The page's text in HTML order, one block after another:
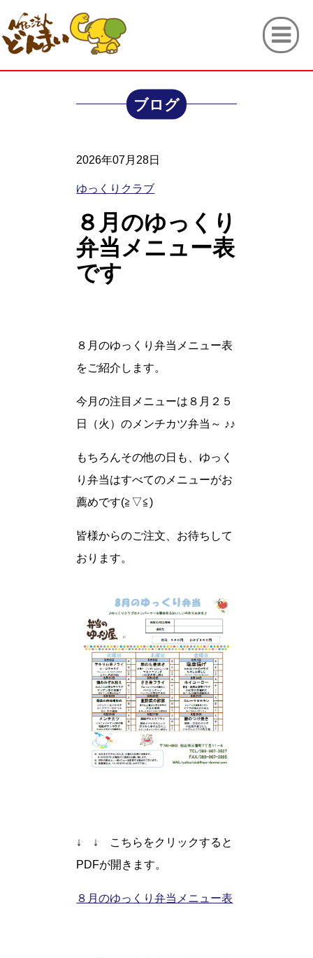
ブログ
2026年07月28日
ゆっくりクラブ
８月のゆっくり
弁当メニュー表
です
８月のゆっくり弁当メニュー表
をご紹介します。
今月の注目メニューは８月２５
日（火）のメンチカツ弁当～ ♪♪
もちろんその他の日も、ゆっく
り弁当はすべてのメニューがお
薦めです(≧▽≦)
皆様からのご注文、お待ちして
おります。
↓ ↓ こちらをクリックすると
PDFが開きます。
８月のゆっくり弁当メニュー表